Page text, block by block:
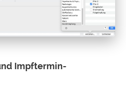
Impftermin-